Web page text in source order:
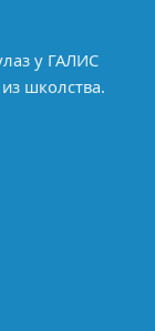
у ГАЛИС
школства.